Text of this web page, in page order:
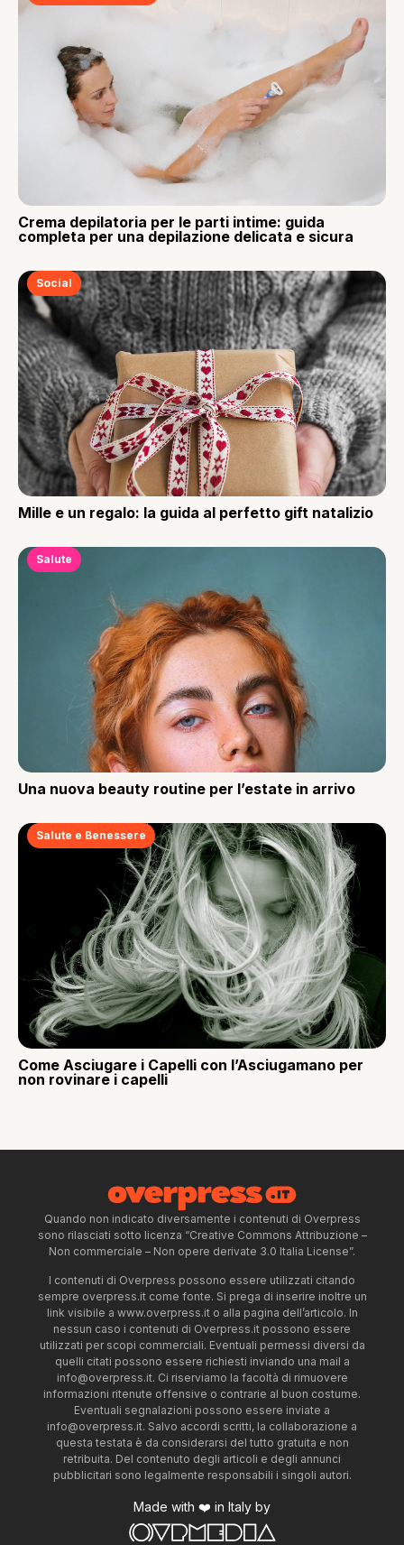
Crema depilatoria per le parti intime: guida
completa per una depilazione delicata e sicura
Social
Mille e un regalo: la guida al perfetto gift natalizio
Salute
Una nuova beauty routine per l’estate in arrivo
Salute e Benessere
Come Asciugare i Capelli con l’Asciugamano per
non rovinare i capelli
Quando non indicato diversamente i contenuti di Overpress
sono rilasciati sotto licenza “Creative Commons Attribuzione –
Non commerciale – Non opere derivate 3.0 Italia License”.
I contenuti di Overpress possono essere utilizzati citando
sempre overpress.it come fonte. Si prega di inserire inoltre un
link visibile a www.overpress.it o alla pagina dell’articolo. In
nessun caso i contenuti di Overpress.it possono essere
utilizzati per scopi commerciali. Eventuali permessi diversi da
quelli citati possono essere richiesti inviando una mail a
info@overpress.it. Ci riserviamo la facoltà di rimuovere
informazioni ritenute offensive o contrarie al buon costume.
Eventuali segnalazioni possono essere inviate a
info@overpress.it. Salvo accordi scritti, la collaborazione a
questa testata è da considerarsi del tutto gratuita e non
retribuita. Del contenuto degli articoli e degli annunci
pubblicitari sono legalmente responsabili i singoli autori.
Made with ❤️ in Italy by